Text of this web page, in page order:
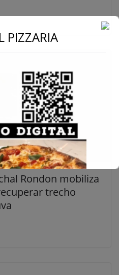
Rondon mobiliza
trecho
PIZZARIA